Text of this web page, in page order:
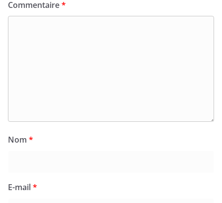
Commentaire*
Nom *
E-mail*